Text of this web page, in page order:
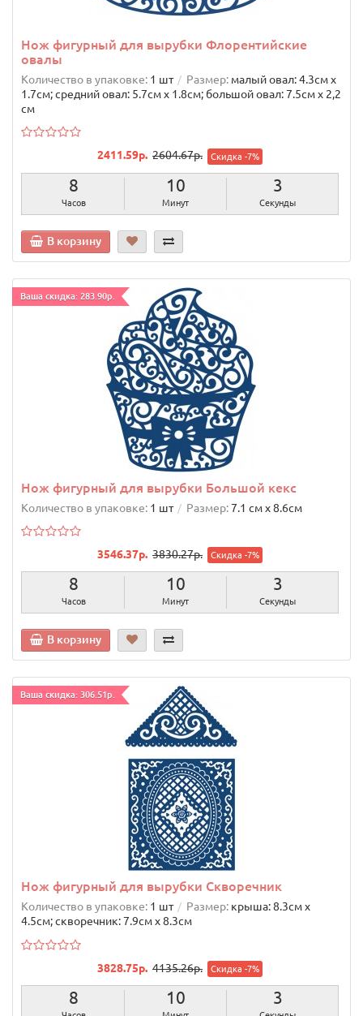
Нож фигурный для вырубки Флорентийские
овалы
Количество в упаковке: 1 шт Размер: малый овал: 4.3cм х
1.7cм; средний овал: 5.7cм х 1.8cм; большой овал: 7.5cм х 2,2
см
2411.59р. 2604.67р. Скидка -7%
8
Часов
10
Минут
2
Секунды
В корзину
Ваша скидка: 283.90р.
Нож фигурный для вырубки Большой кекс
Количество в упаковке: 1 шт Размер:7.1 см х 8.6cм
3546.37р. 3830.27р. Скидка -7%
8
Часов
10
Минут
2
Секунды
В корзину
Ваша скидка: 306.51р.
Нож фигурный для вырубки Скворечник
Количество в упаковке: 1 шт Размер: крыша: 8.3cм х
4.5cм; скворечник: 7.9cм х 8.3cм
3828.75р. 4135.26р. Скидка -7%
8 10 2